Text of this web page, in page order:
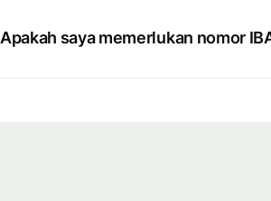
Apakah saya memerlukan nomor